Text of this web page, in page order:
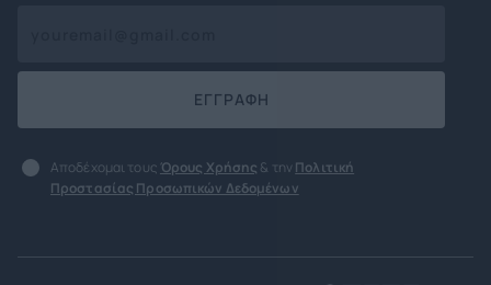
ΕΓΓΡΑΦΗ
Αποδέχομαι τους Όρους Χρήσης & την Πολιτική
Προστασίας Προσωπικών Δεδομένων